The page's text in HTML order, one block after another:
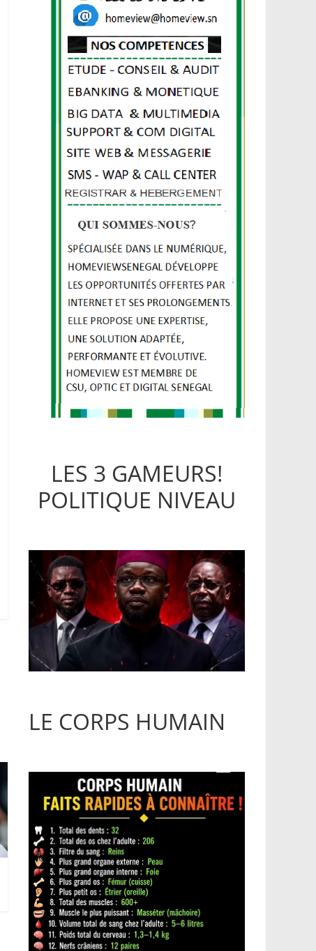
LES 3 GAMEURS!
POLITIQUE NIVEAU
LE CORPS HUMAIN